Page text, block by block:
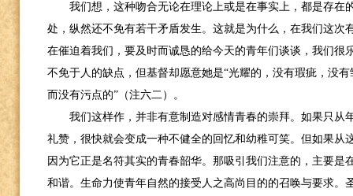
我们想，这种吻合无论在理论上或是在事实上，都是存在
处，纵然还不免有若干矛盾发生。这就是为什么，在我们这次
在催迫着我们，要及时而诚恳的给今天的青年们谈谈，我们很
不免于人的缺点，但基督却愿意她是“光耀的，没有瑕疵，没
而没有污点的”（注六二）。
我们这样作，并非有意制造对感情青春的崇拜。如果只从
礼赞，很快就会变成一种不健全的回忆和幼稚可笑。但如果从
因为它正是名符其实的青春韶华。那吸引我们注意的，主要是
和谐。生命力使青年自然的接受人之高尚目的的召唤与要求。